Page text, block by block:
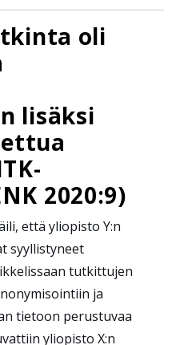
oli
lisäksi
2020:9)
että yliopisto Y:n
syyllistyneet
tutkittujen
ja
tietoon perustuvaa
yliopisto X:n